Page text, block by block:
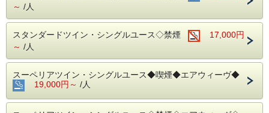
～ /人
スタンダードツイン・シングルユース◇禁煙
17,000円
～ /人
スーペリアツイン・シングルユース◆喫煙◆エアウィーヴ◆
19,000円～ /人